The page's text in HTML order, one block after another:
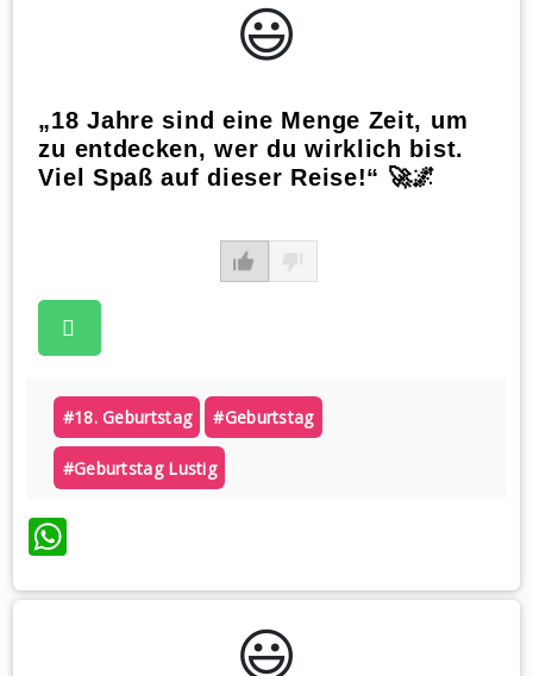
😃️
„18 Jahre sind eine Menge Zeit, um
zu entdecken, wer du wirklich bist.
Viel Spaß auf dieser Reise!“ 🚀🌌
#18. Geburtstag #geburtstag
#geburtstag Lustig
WhatsApp
😃️